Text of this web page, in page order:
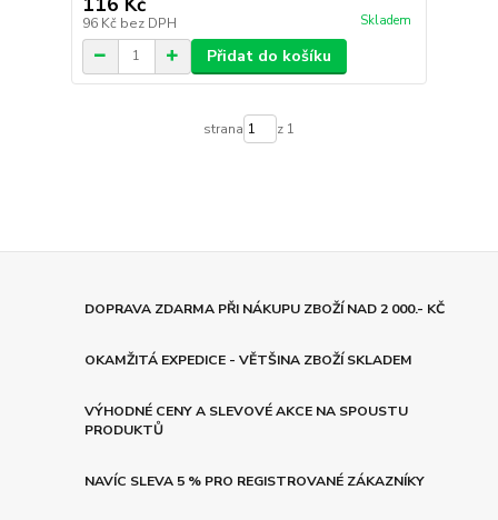
96 Kč bez DPH Skladem
Přidat do košíku
strana z 1
DOPRAVA ZDARMA PŘI NÁKUPU ZBOŽÍ NAD 2 000.- KČ
OKAMŽITÁ EXPEDICE - VĚTŠINA ZBOŽÍ SKLADEM
VÝHODNÉ CENY A SLEVOVÉ AKCE NA SPOUSTU
PRODUKTŮ
NAVÍC SLEVA 5 % PRO REGISTROVANÉ ZÁKAZNÍKY